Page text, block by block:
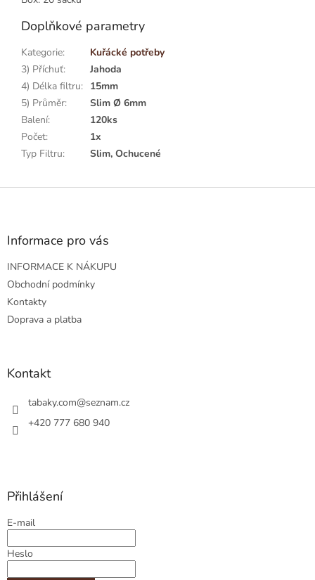
Doplňkové parametry
Kategorie:
Kuřácké potřeby
3) Příchuť:
Jahoda
4) Délka filtru: 15mm
5) Průměr:
Slim Ø 6mm
Balení:
120ks
Počet:
1x
Typ Filtru: Slim, Ochucené
Z
Informace pro vás
INFORMACE K NÁKUPU
Obchodní podmínky
Kontakty
Doprava a platba
Kontakt
tabaky.com@seznam.cz
+420 777 680 940
Přihlášení
E-mail
Heslo